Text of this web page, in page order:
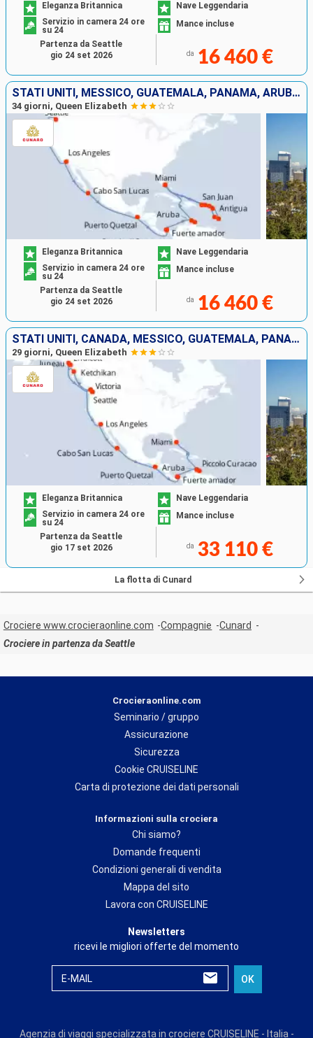
Eleganza Britannica
Nave Leggendaria
Servizio in camera 24 ore
su 24
Mance incluse
da 16 460 €
Partenza da Seattle
gio 24 set 2026
STATI UNITI, MESSICO, GUATEMALA, PANAMA, ARUBA, PORTORICO, ANTIGUA E BARBUDA, SANTA LUCIA, BARBADOS, SAINT MARTIN, TORTOLA
34 giorni, Queen Elizabeth
Eleganza Britannica
Nave Leggendaria
Servizio in camera 24 ore
su 24
Mance incluse
da 16 460 €
Partenza da Seattle
gio 24 set 2026
STATI UNITI, CANADA, MESSICO, GUATEMALA, PANAMA, ARUBA
29 giorni, Queen Elizabeth
Eleganza Britannica
Nave Leggendaria
Servizio in camera 24 ore
su 24
Mance incluse
da 33 110 €
Partenza da Seattle
gio 17 set 2026
La flotta di Cunard
Crociere www.crocieraonline.com Compagnie
Cunard
Crociere in partenza da Seattle
Crocieraonline.com
Seminario / gruppo
Assicurazione
Sicurezza
Cookie CRUISELINE
Carta di protezione dei dati personali
Informazioni sulla crociera
Chi siamo?
Domande frequenti
Condizioni generali di vendita
Mappa del sito
Lavora con CRUISELINE
Newsletters
ricevi le migliori offerte del momento
E-MAIL OK
Agenzia di viaggi specializzata in crociere CRUISELINE - Italia -